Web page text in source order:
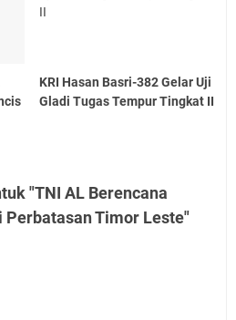
KRI Hasan Basri-382 Gelar Uji
Gladi Tugas Tempur Tingkat II
"TNI AL Berencana
Perbatasan Timor Leste"